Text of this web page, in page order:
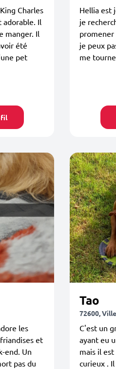
Charles
adorable. Il
manger. Il
été
pet
Hellia est
je
promener
je peux
me
les
et
end. Un
pas du
Tao
72600,
C'est un
ayant eu
mais il
curieux .